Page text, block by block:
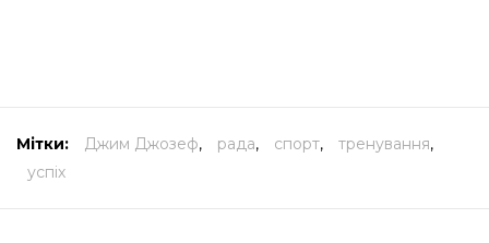
Мітки: Джим Джозеф, рада, спорт, тренування,
успіх